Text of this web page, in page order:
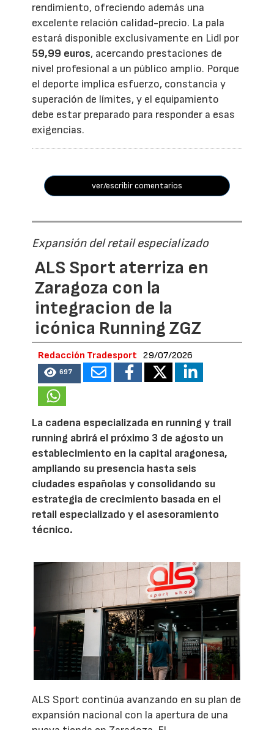
rendimiento, ofreciendo además una
excelente relación calidad-precio. La pala
estará disponible exclusivamente en Lidl por
59,99 euros, acercando prestaciones de
nivel profesional a un público amplio. Porque
el deporte implica esfuerzo, constancia y
superación de límites, y el equipamiento
debe estar preparado para responder a esas
exigencias.
ver/escribir comentarios
Expansión del retail especializado
ALS Sport aterriza en
Zaragoza con la
integracion de la
icónica Running ZGZ
Redacción Tradesport 29/07/2026
697
La cadena especializada en running y trail
running abrirá el próximo 3 de agosto un
establecimiento en la capital aragonesa,
ampliando su presencia hasta seis
ciudades españolas y consolidando su
estrategia de crecimiento basada en el
retail especializado y el asesoramiento
técnico.
ALS Sport continúa avanzando en su plan de
expansión nacional con la apertura de una